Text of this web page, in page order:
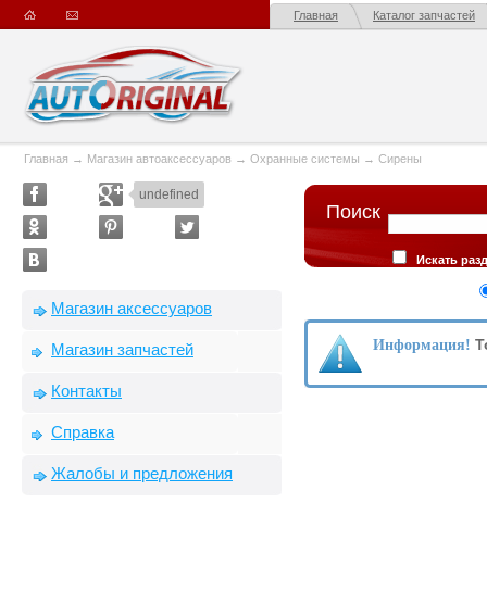
Главная Каталог запчастей
Главная → Магазин автоаксессуаров → Охранные системы → Сирены
undefined
Магазин аксессуаров
Магазин запчастей
Контакты
Справка
Жалобы и предложения
Поиск
Искать
Информация!